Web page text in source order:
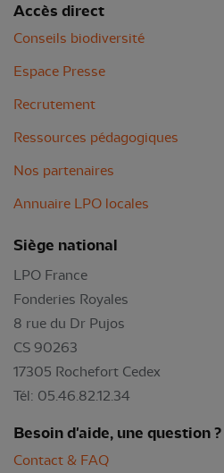
Accès direct
Conseils biodiversité
Espace Presse
Recrutement
Ressources pédagogiques
Nos partenaires
Annuaire LPO locales
Siège national
LPO France
Fonderies Royales
8 rue du Dr Pujos
CS 90263
17305 Rochefort Cedex
Tél: 05.46.82.12.34
Besoin d'aide, une question ?
Contact & FAQ